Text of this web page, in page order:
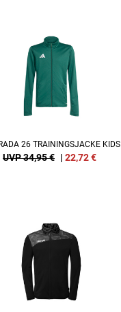
26 TRAININGSJACKE KIDS
UVP 34,95 € | 22,72€